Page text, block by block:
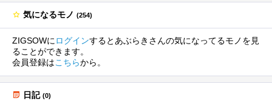
気になるモノ (254)
ZIGSOWにログインするとあぶらきさんの気になってるモノを見
ることができます。
会員登録はこちらから。
日記 (0)